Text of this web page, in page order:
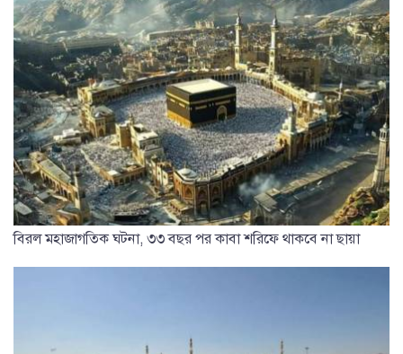
বিরল মহাজাগতিক ঘটনা, ৩৩ বছর পর কাবা শরিফে থাকবে না ছায়া